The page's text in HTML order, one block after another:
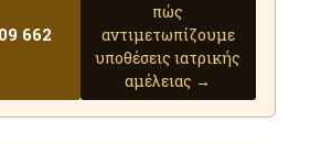
662
πώς
αντιμετωπίζουμε
υποθέσεις ιατρικής
αμέλειας →